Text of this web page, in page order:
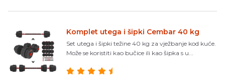
Komplet utega i šipki Cembar 40 kg
Set utega i šipki težine 40 kg za vježbanje kod kuće.
Može se koristiti kao bučice ili kao šipka s u...